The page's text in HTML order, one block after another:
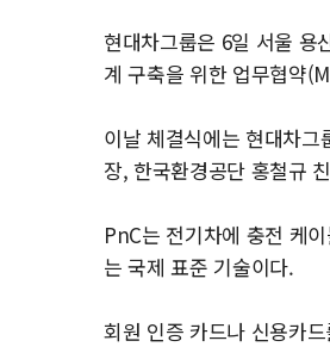
현대차그룹은 6일 서울 용
계 구축을 위한 업무협약
이날 체결식에는 현대차
장, 한국환경공단 홍철규
PnC는 전기차에 충전 케
는 국제 표준 기술이다.
회원 인증 카드나 신용카